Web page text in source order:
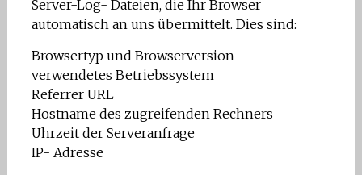
Server-Log- Dateien, die Ihr Browser
automatisch an uns übermittelt. Dies sind:
Browsertyp und Browserversion
verwendetes Betriebssystem
Referrer URL
Hostname des zugreifenden Rechners
Uhrzeit der Serveranfrage
IP- Adresse